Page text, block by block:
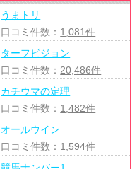
うまトリ
口コミ件数： 1,081件
ターフビジョン
口コミ件数： 20,486件
カチウマの定理
口コミ件数： 1,482件
オールウイン
口コミ件数： 1,594件